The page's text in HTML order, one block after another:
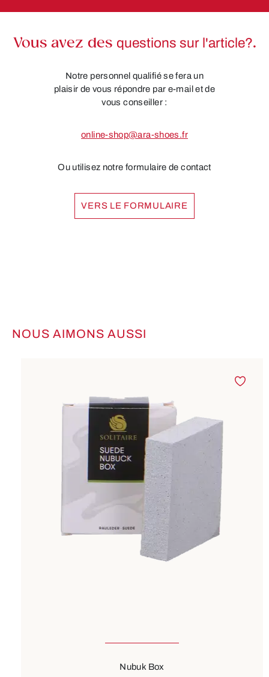
Vous avez des questions sur l'article?.
Notre personnel qualifié se fera un
plaisir de vous répondre par e-mail et de
vous conseiller :
online-shop@ara-shoes.fr
Ou utilisez notre formulaire de contact
VERS LE FORMULAIRE
Ignorer la galerie de produits
NOUS AIMONS AUSSI
Nubuk Box